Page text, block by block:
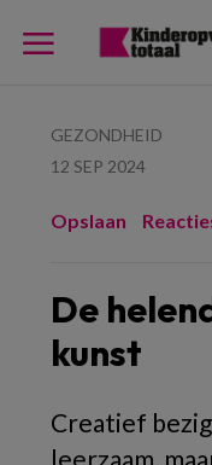
GEZONDHEID
12 SEP 2024
Opslaan
De
kunst
Creatief
leerzaam,